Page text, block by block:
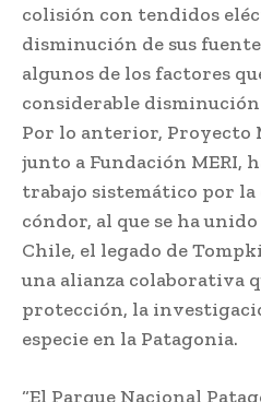
colisión con tendidos
disminución de sus
algunos de los factores
considerable disminución
Por lo anterior, Proyecto
junto a Fundación MERI,
trabajo sistemático por
cóndor, al que se ha
Chile, el legado de
una alianza colaborativa
protección, la
especie en la Patagonia.
“El Parque Nacional